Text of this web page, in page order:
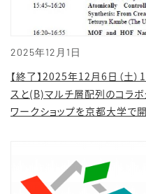
2025年12月1日
【終了】2025年12月6日（土
スと(B)マルチ層配列のコラ
ワークショップを京都大学で開